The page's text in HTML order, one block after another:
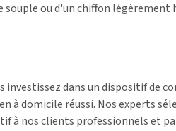
ou d'un chiffon légèrement
investissez dans un dispositif de
à domicile réussi. Nos experts
à nos clients professionnels et